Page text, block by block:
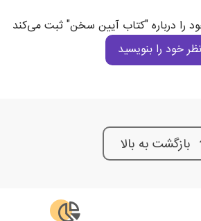
را درباره "کتاب آیین سخن" ثبت می‌کند
نظر خود را بنویسید
بازگشت به بالا